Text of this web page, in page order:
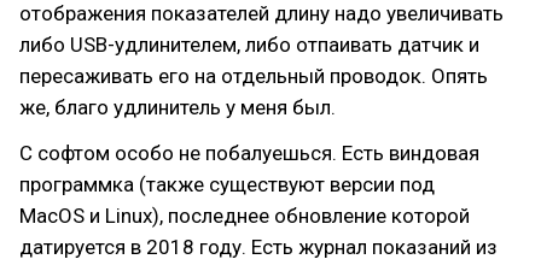
отображения показателей длину надо увеличивать
либо USB-удлинителем, либо отпаивать датчик и
пересаживать его на отдельный проводок. Опять
же, благо удлинитель у меня был.
С софтом особо не побалуешься. Есть виндовая
программка (также существуют версии под
MacOS и Linux), последнее обновление которой
датируется в 2018 году. Есть журнал показаний из